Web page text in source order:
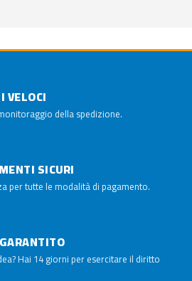
VELOCI
della spedizione.
SICURI
per tutte le modalità di pagamento.
Hai 14 giorni per esercitare il diritto